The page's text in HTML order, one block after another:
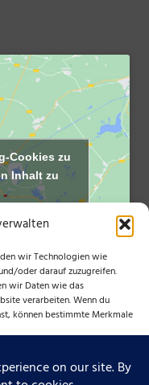
wir Technologien wie
oder darauf zuzugreifen.
wir Daten wie das
verarbeiten. Wenn du
können bestimmte Merkmale
Cookies zu
Inhalt zu